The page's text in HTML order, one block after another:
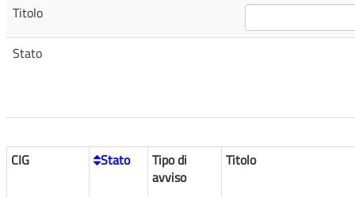
Titolo
Stato
CIG Stato
Tipo di
avviso
Titolo